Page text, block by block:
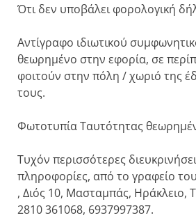
Ότι δεν υποβάλει φορολογική
Αντίγραφο ιδιωτικού
θεωρημένο στην εφορία, σε
φοιτούν στην πόλη / χωριό της
τους.
Φωτοτυπία Ταυτότητας
Τυχόν περισσότερες
πληροφορίες, από το γραφείο
, Διός 10, Μασταμπάς, Ηράκλειο,
2810 361068, 6937997387.